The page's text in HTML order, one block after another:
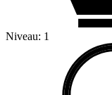
Niveau: 1